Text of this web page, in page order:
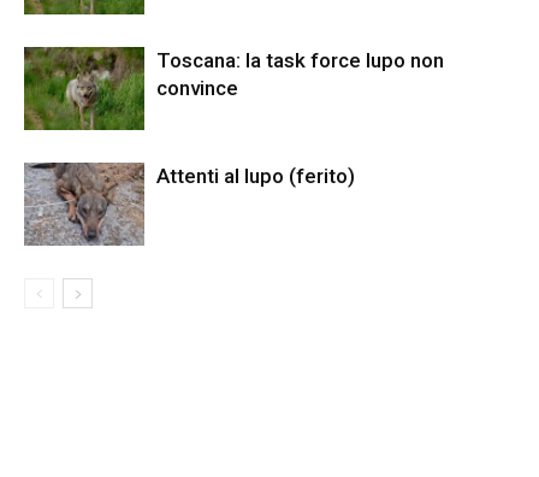
Toscana: la task force lupo non
convince
Attenti al lupo (ferito)